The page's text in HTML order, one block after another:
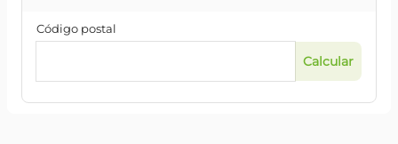
Código postal